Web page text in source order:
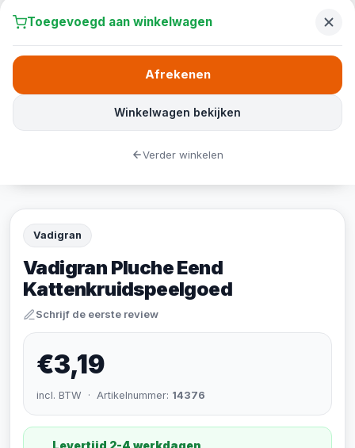
Vadigran
Vadigran Pluche Eend
Kattenkruidspeelgoed
Schrijf de eerste review
€3,19
incl. BTW · Artikelnummer: 14376
Levertijd 2-4 werkdagen
Toegevoegd aan winkelwagen
Winkelwagen bekijken
Afrekenen
Verder winkelen